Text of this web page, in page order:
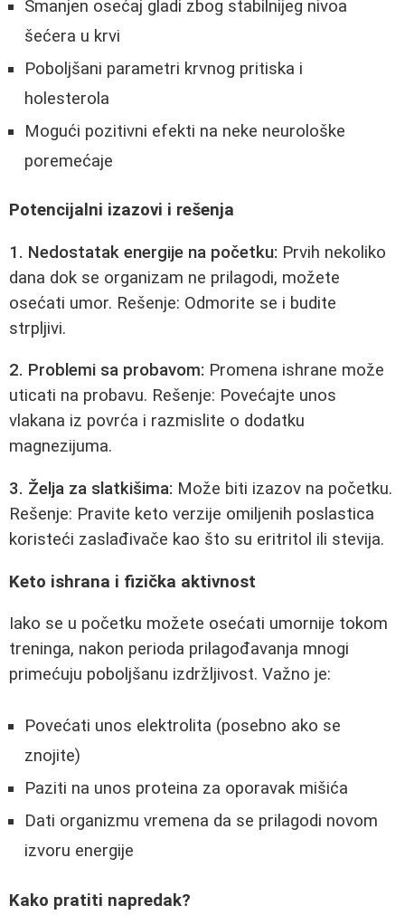
Smanjen osećaj gladi zbog stabilnijeg nivoa
šećera u krvi
Poboljšani parametri krvnog pritiska i
holesterola
Mogući pozitivni efekti na neke neurološke
poremećaje
Potencijalni izazovi i rešenja
1. Nedostatak energije na početku: Prvih nekoliko
dana dok se organizam ne prilagodi, možete
osećati umor. Rešenje: Odmorite se i budite
strpljivi.
2. Problemi sa probavom: Promena ishrane može
uticati na probavu. Rešenje: Povećajte unos
vlakana iz povrća i razmislite o dodatku
magnezijuma.
3. Želja za slatkišima: Može biti izazov na početku.
Rešenje: Pravite keto verzije omiljenih poslastica
koristeći zaslađivače kao što su eritritol ili stevija.
Keto ishrana i fizička aktivnost
Iako se u početku možete osećati umornije tokom
treninga, nakon perioda prilagođavanja mnogi
primećuju poboljšanu izdržljivost. Važno je:
Povećati unos elektrolita (posebno ako se
znojite)
Paziti na unos proteina za oporavak mišića
Dati organizmu vremena da se prilagodi novom
izvoru energije
Kako pratiti napredak?